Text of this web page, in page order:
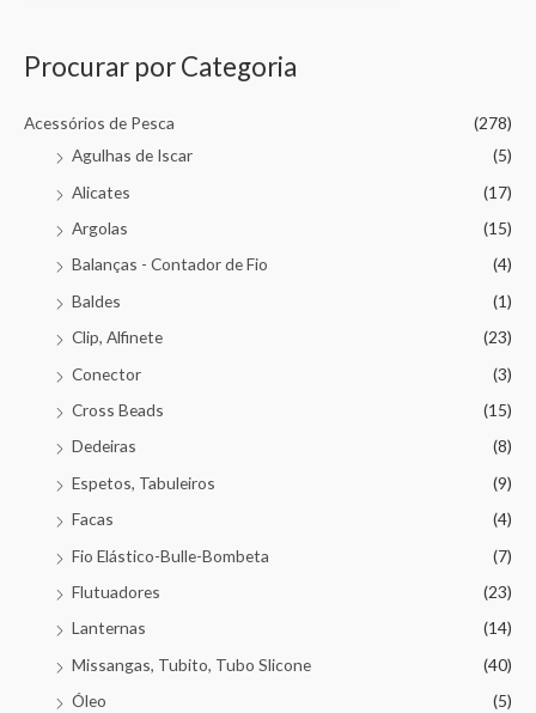
Procurar por Categoria
Acessórios de Pesca
(278)
Agulhas de Iscar
(5)
Alicates
(17)
Argolas
(15)
Balanças - Contador de Fio
(4)
Baldes
(1)
Clip, Alfinete
(23)
Conector
(3)
Cross Beads
(15)
Dedeiras
(8)
Espetos, Tabuleiros
(9)
Facas
(4)
Fio Elástico-Bulle-Bombeta
(7)
Flutuadores
(23)
Lanternas
(14)
Missangas, Tubito, Tubo Slicone
(40)
Óleo
(5)